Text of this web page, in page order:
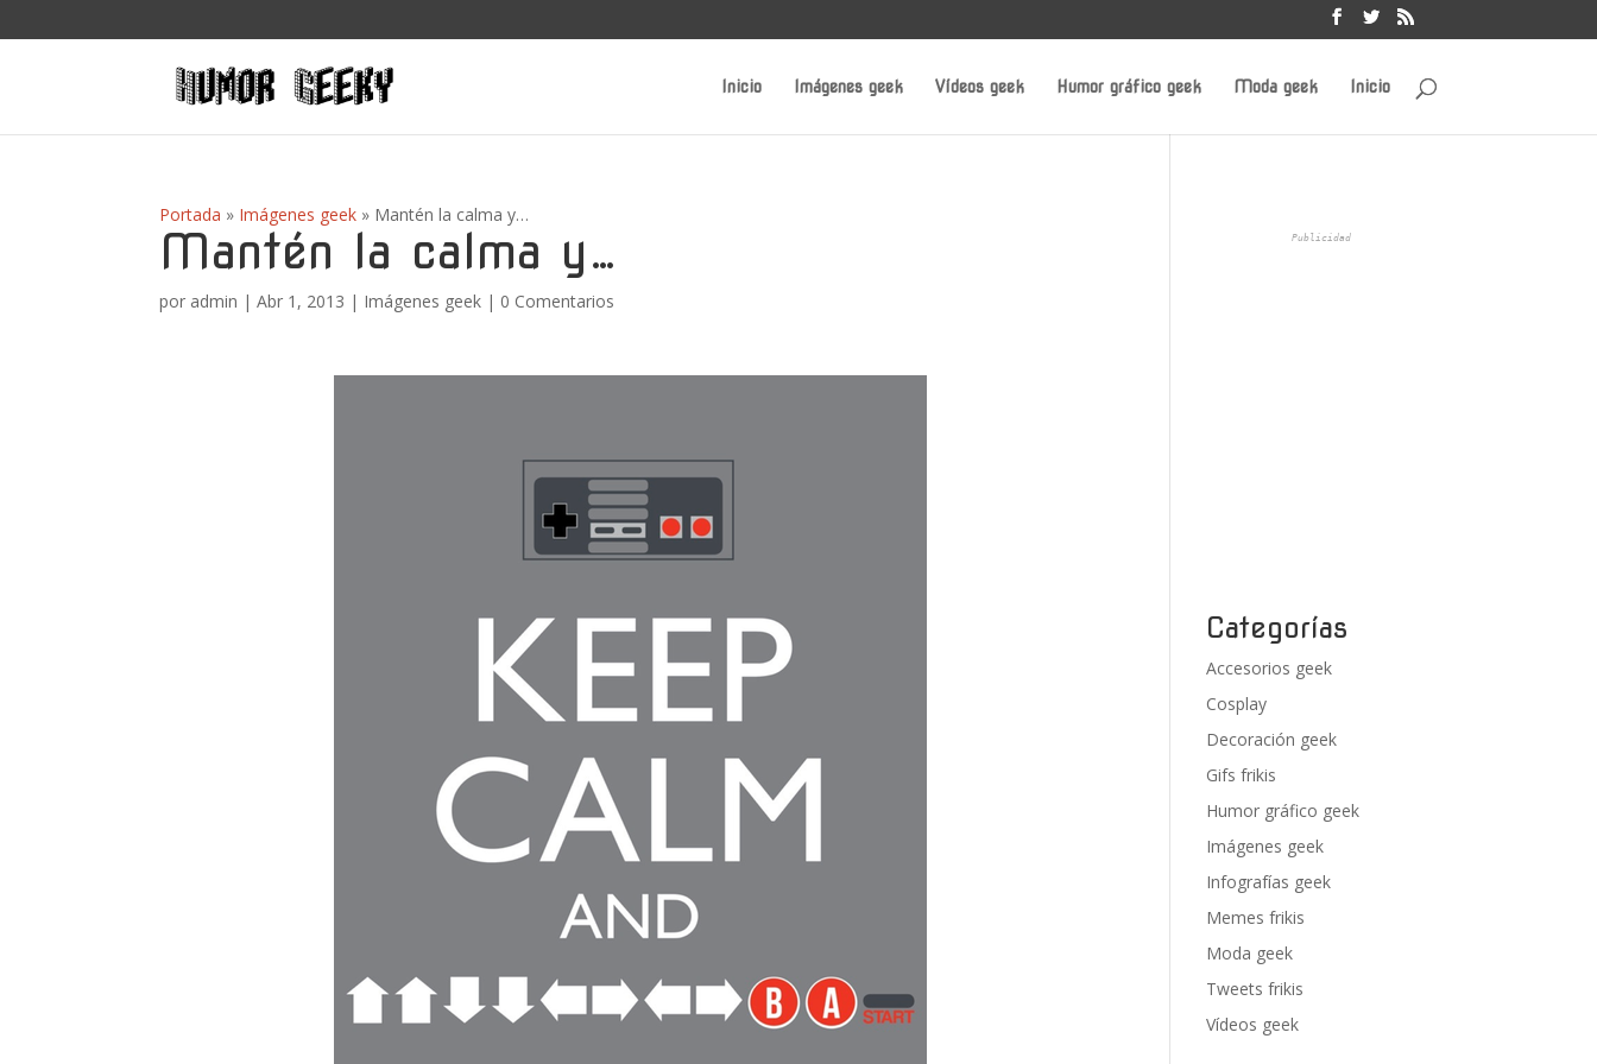
Inicio Imágenes geek Vídeos geek Humor gráfico geek Moda geek Inicio
Portada » Imágenes geek » Mantén la calma y…
Mantén la calma y…
por admin |Abr 1, 2013 | Imágenes geek | 0 Comentarios
Publicidad
Categorías
Accesorios geek
Cosplay
Decoración geek
Gifs frikis
Humor gráfico geek
Imágenes geek
Infografías geek
Memes frikis
Moda geek
Tweets frikis
Vídeos geek